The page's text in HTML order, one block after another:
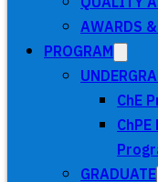
AWARDS
PROGRAM
ChE
GRADUATE